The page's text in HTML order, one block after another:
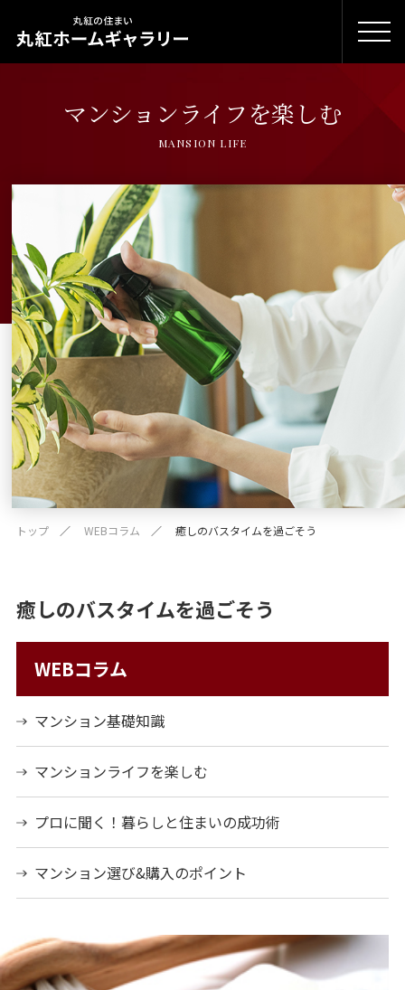
マンションライフを楽しむ
MANSION LIFE
トップ WEBコラム 癒しのバスタイムを過ごそう
癒しのバスタイムを過ごそう
WEBコラム
マンション基礎知識
マンションライフを楽しむ
プロに聞く！暮らしと住まいの成功術
マンション選び&購入のポイント